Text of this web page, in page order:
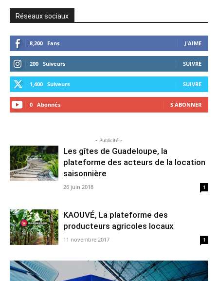
Réseaux sociaux
8,200 Fans J'AIME
200 Suiveurs SUIVRE
1,400 Suiveurs SUIVRE
0 Abonnés S'ABONNER
- Publicité -
Les gîtes de Guadeloupe, la
plateforme des acteurs de la location
saisonnière
26 juin 2018 1
KAOUVÉ, La plateforme des
producteurs agricoles locaux
11 novembre 2017 1